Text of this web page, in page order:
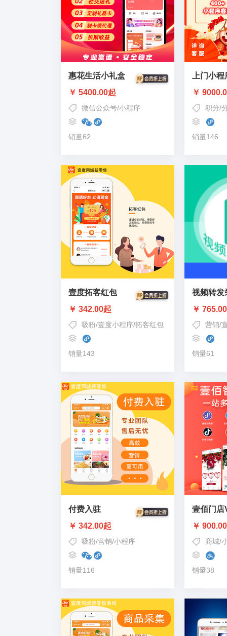
惠花生活小礼盒
￥ 5400.00起
微信公众号/小程序
销量62
上门小
￥
积分/
销量146
壹度拓客红包
￥ 342.00起
吸粉/壹度小程序/拓客红包
销量143
视频转发
￥
营销/
销量61
付费入驻
￥ 342.00起
吸粉/营销/小程序
销量116
壹佰门店
￥
商城/
销量38